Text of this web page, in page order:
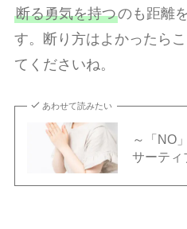
断る勇気を持つのも距離
す。断り方はよかったら
てくださいね。
あわせて読みたい
～「NO
サーティ